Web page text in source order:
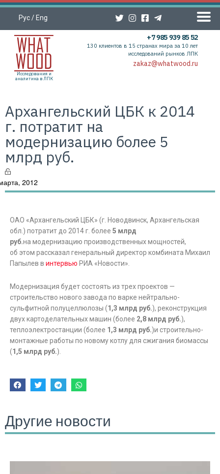
Рус/ Eng
Исследования и
аналитика в ЛПК
+7 985 939 85 52
130 клиентов в 15 странах мира за 10 лет
исследований рынков ЛПК
zakaz@whatwood.ru
Архангельский ЦБК к 2014
г. потратит на
модернизацию более 5
млрд руб.
2012
ОАО «Архангельский ЦБК» (г. Новодвинск, Архангельская
обл.) потратит до 2014 г. более 5 млрд
руб.на модернизацию производственных мощностей,
об этом рассказал генеральный директор комбината Михаил
Папылев в интервью РИА «Новости».
Модернизация будет состоять из трех проектов —
строительство нового завода по варке нейтрально-
сульфитной полуцеллюлозы (1,3 млрд руб.), реконструкция
двух картоделательных машин (более 2,8 млрд руб.),
теплоэлектростанции (более 1,3 млрд руб.)и строительно-
монтажные работы по новому котлу для сжигания биомассы
(1,5 млрд руб.).
Другие новости